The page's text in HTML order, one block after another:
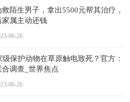
陌生男子，拿出5500元帮其治疗，
家属主动还钱
06-26
级保护动物在草原触电致死？官方：
调查_世界焦点
06-26